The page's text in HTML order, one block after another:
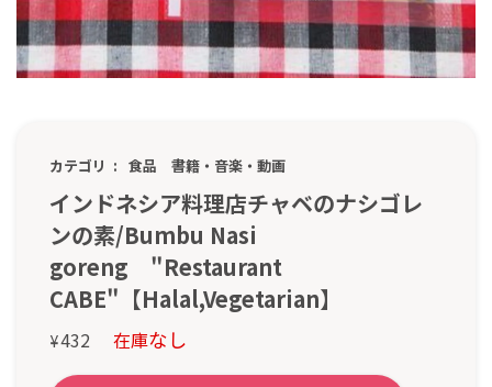
カテゴリ 食品 書籍・音楽・動画
インドネシア料理店チャベのナシゴレ
ンの素/Bumbu Nasi
goreng "Restaurant
CABE"【Halal,Vegetarian】
¥432 在庫なし